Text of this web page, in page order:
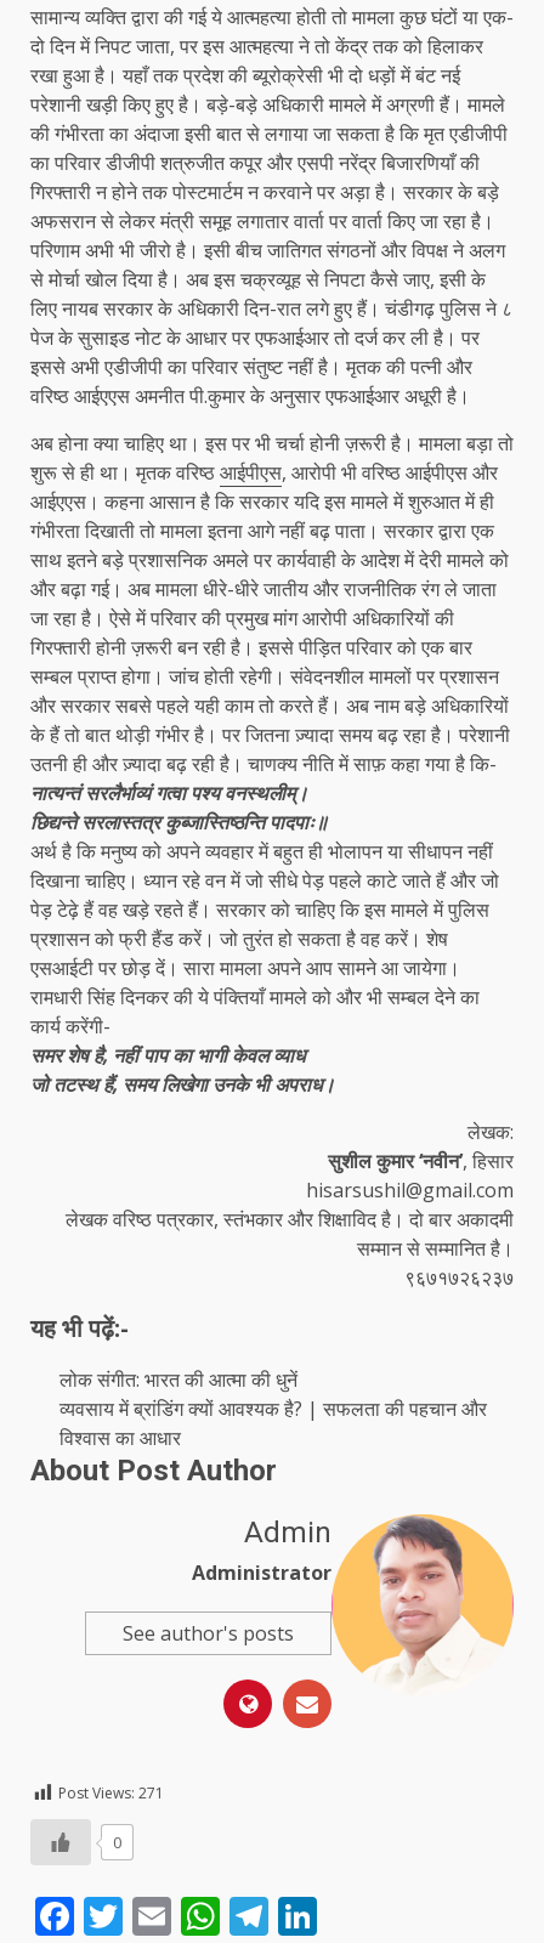
सामान्य व्यक्ति द्वारा की गई ये आत्महत्या होती तो मामला कुछ घंटों या एक-
दो दिन में निपट जाता, पर इस आत्महत्या ने तो केंद्र तक को हिलाकर
रखा हुआ है। यहाँ तक प्रदेश की ब्यूरोक्रेसी भी दो धड़ों में बंट नई
परेशानी खड़ी किए हुए है। बड़े-बड़े अधिकारी मामले में अग्रणी हैं। मामले
की गंभीरता का अंदाजा इसी बात से लगाया जा सकता है कि मृत एडीजीपी
का परिवार डीजीपी शत्रुजीत कपूर और एसपी नरेंद्र बिजारणियाँ की
गिरफ्तारी न होने तक पोस्टमार्टम न करवाने पर अड़ा है। सरकार के बड़े
अफसरान से लेकर मंत्री समूह लगातार वार्ता पर वार्ता किए जा रहा है।
परिणाम अभी भी जीरो है। इसी बीच जातिगत संगठनों और विपक्ष ने अलग
से मोर्चा खोल दिया है। अब इस चक्रव्यूह से निपटा कैसे जाए, इसी के
लिए नायब सरकार के अधिकारी दिन-रात लगे हुए हैं। चंडीगढ़ पुलिस ने ८
पेज के सुसाइड नोट के आधार पर एफआईआर तो दर्ज कर ली है। पर
इससे अभी एडीजीपी का परिवार संतुष्ट नहीं है। मृतक की पत्नी और
वरिष्ठ आईएएस अमनीत पी.कुमार के अनुसार एफआईआर अधूरी है।
अब होना क्या चाहिए था। इस पर भी चर्चा होनी ज़रूरी है। मामला बड़ा तो
शुरू से ही था। मृतक वरिष्ठआईपीएस, आरोपी भी वरिष्ठ आईपीएस और
आईएएस। कहना आसान है कि सरकार यदि इस मामले में शुरुआत में ही
गंभीरता दिखाती तो मामला इतना आगे नहीं बढ़ पाता। सरकार द्वारा एक
साथ इतने बड़े प्रशासनिक अमले पर कार्यवाही के आदेश में देरी मामले को
और बढ़ा गई। अब मामला धीरे-धीरे जातीय और राजनीतिक रंग ले जाता
जा रहा है। ऐसे में परिवार की प्रमुख मांग आरोपी अधिकारियों की
गिरफ्तारी होनी ज़रूरी बन रही है। इससे पीड़ित परिवार को एक बार
सम्बल प्राप्त होगा। जांच होती रहेगी। संवेदनशील मामलों पर प्रशासन
और सरकार सबसे पहले यही काम तो करते हैं। अब नाम बड़े अधिकारियों
के हैं तो बात थोड़ी गंभीर है। पर जितना ज़्यादा समय बढ़ रहा है। परेशानी
उतनी ही और ज़्यादा बढ़ रही है। चाणक्य नीति में साफ़ कहा गया है कि-
नात्यन्तं सरलैर्भाव्यं गत्वा पश्य वनस्थलीम्।
छिद्यन्ते सरलास्तत्र कुब्जास्तिष्ठन्ति पादपाः॥
अर्थ है कि मनुष्य को अपने व्यवहार में बहुत ही भोलापन या सीधापन नहीं
दिखाना चाहिए। ध्यान रहे वन में जो सीधे पेड़ पहले काटे जाते हैं और जो
पेड़ टेढ़े हैं वह खड़े रहते हैं। सरकार को चाहिए कि इस मामले में पुलिस
प्रशासन को फ्री हैंड करें। जो तुरंत हो सकता है वह करें। शेष
एसआईटी पर छोड़ दें। सारा मामला अपने आप सामने आ जायेगा।
रामधारी सिंह दिनकर की ये पंक्तियाँ मामले को और भी सम्बल देने का
कार्य करेंगी-
समर शेष है, नहीं पाप का भागी केवल व्याध
जो तटस्थ हैं, समय लिखेगा उनके भी अपराध।
लेखक:
सुशील कुमार ‘नवीन’, हिसार
hisarsushil@gmail.com
लेखक वरिष्ठ पत्रकार, स्तंभकार और शिक्षाविद है। दो बार अकादमी
सम्मान से सम्मानित है।
९६७१७२६२३७
यह भी पढ़ें:-
लोक संगीत: भारत की आत्मा की धुनें
व्यवसाय में ब्रांडिंग क्यों आवश्यक है? | सफलता की पहचान और
विश्वास का आधार
About Post Author
Admin
Administrator
See author's posts
Post Views: 271
0
Facebook
Twitter
EmailWhatsApp
Telegram